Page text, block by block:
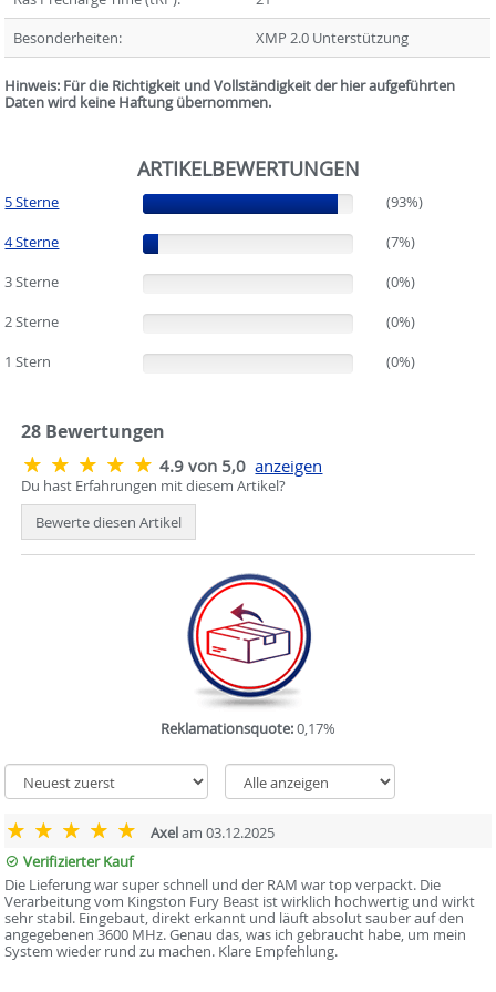
Besonderheiten:
XMP 2.0 Unterstützung
Hinweis: Für die Richtigkeit und Vollständigkeit der hier aufgeführten
Daten wird keine Haftung übernommen.
ARTIKELBEWERTUNGEN
5 Sterne (93%)
(93%)
4 Sterne
(7%)
(7%)
3 Sterne
(0%)
2 Sterne
(0%)
1 Stern
(0%)
28 Bewertungen
4.9 von 5,0 anzeigen
Du hast Erfahrungen mit diesem Artikel?
Bewerte diesen Artikel
Reklamationsquote:0,17%
Axelam 03.12.2025
Verifizierter Kauf
Die Lieferung war super schnell und der RAM war top verpackt. Die
Verarbeitung vom Kingston Fury Beast ist wirklich hochwertig und wirkt
sehr stabil. Eingebaut, direkt erkannt und läuft absolut sauber auf den
angegebenen 3600 MHz. Genau das, was ich gebraucht habe, um mein
System wieder rund zu machen. Klare Empfehlung.